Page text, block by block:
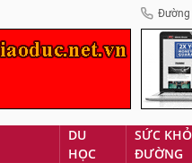
Đường
DU
HỌC
SỨC
ĐƯỜNG